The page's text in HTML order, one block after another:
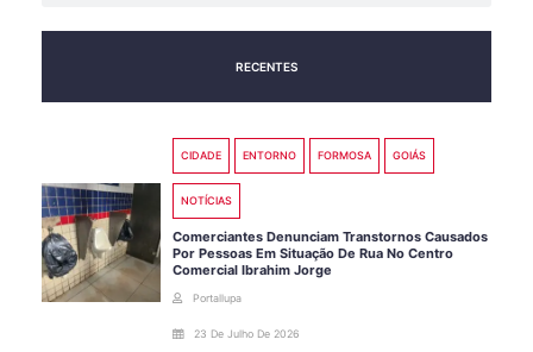
RECENTES
CIDADE ENTORNO FORMOSA GOIÁS
NOTÍCIAS
Comerciantes Denunciam Transtornos Causados
Por Pessoas Em Situação De Rua No Centro
Comercial Ibrahim Jorge
Portallupa
23 De Julho De 2026